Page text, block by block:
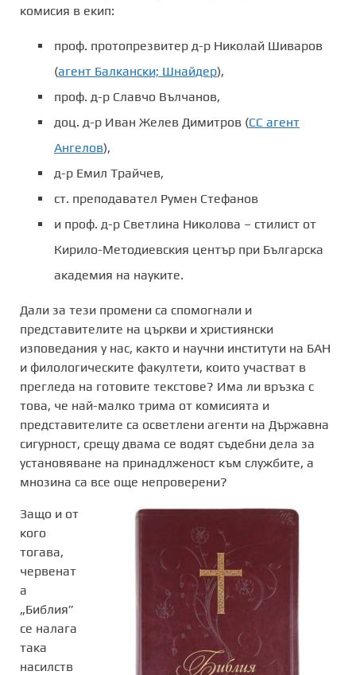
комисия в екип:
проф. протопрезвитер д-р Николай Шиваров
(агент Балкански; Шнайдер),
проф. д-р Славчо Вълчанов,
доц. д-р Иван Желев Димитров (СС агент
Ангелов),
д-р Емил Трайчев,
ст. преподавател Румен Стефанов
и проф. д-р Светлина Николова – стилист от
Кирило-Методиевския център при Българска
академия на науките.
Дали за тези промени са спомогнали и
представителите на църкви и християнски
изповедания у нас, както и научни институти на БАН
и филологическите факултети, които участват в
прегледа на готовите текстове? Има ли връзка с
това, че най-малко трима от комисията и
представителите са осветлени агенти на Държавна
сигурност, срещу двама се водят съдебни дела за
установяване на принадлженост към службите, а
мнозина са все още непроверени?
Защо и от
кого
тогава,
червенат
а
„Библия”
се налага
така
насилств